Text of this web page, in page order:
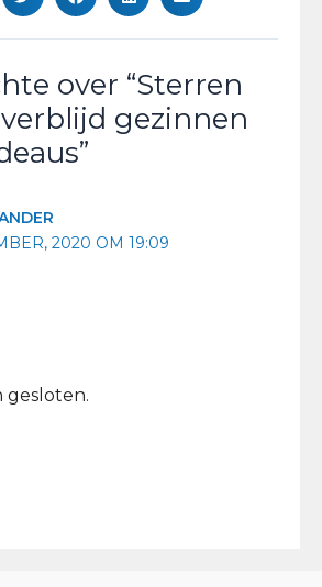
over “Sterren
gezinnen
2020 OM 19:09
gesloten.